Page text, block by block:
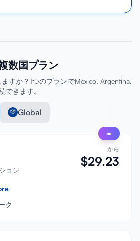
数国プラン
すか？1つのプランでMexico, Argentina,
できます。
Global
∞
ョン
から
$29.23
ク